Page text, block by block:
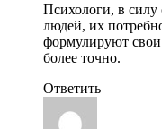
Психологи, в
людей, их
формулируют свои
более точно.
Ответить